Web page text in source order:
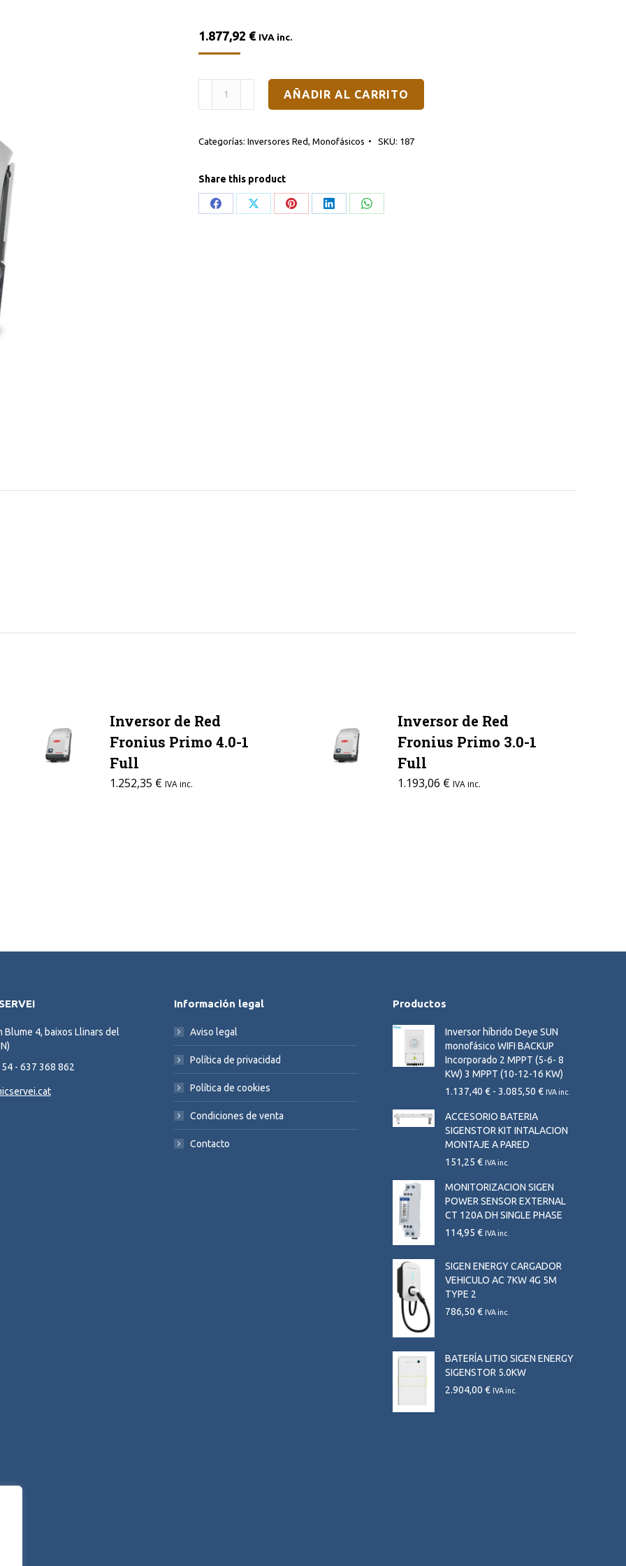
1.877,92 € IVA inc.
Inversor
de
Fronius
8.2-
AÑADIR AL CARRITO
Categorías: Inversores Red, Monofásicos SKU: 187
Share this product
Share
Share
Share
Share
Share
Inversor de Red
Fronius Primo 4.0-1
Full
1.252,35 € IVA inc.
Inversor de Red
Fronius Primo 3.0-1
Full
1.193,06 € IVA inc.
Blume 4, baixos Llinars del
- 637 368 862
Información legal
Aviso legal
Política de privacidad
Política de cookies
Condiciones de venta
Contacto
Productos
Inversor híbrido Deye SUN
monofásico WIFI BACKUP
Incorporado 2 MPPT (5-6- 8
KW) 3 MPPT (10-12-16 KW)
1.137,40 € - 3.085,50 €Rango
desde
IVA inc.
ACCESORIO BATERIA
SIGENSTOR KIT INTALACION
MONTAJE A PARED
151,25 € IVA inc.
MONITORIZACION SIGEN
POWER SENSOR EXTERNAL
CT 120A DH SINGLE PHASE
114,95 € IVA inc.
SIGEN ENERGY CARGADOR
VEHICULO AC 7KW 4G 5M
TYPE 2
786,50 € IVA inc.
BATERÍA LITIO SIGEN ENERGY
SIGENSTOR 5.0KW
2.904,00 € IVA inc.